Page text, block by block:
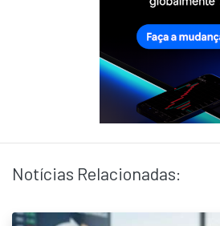
Notícias Relacionadas: